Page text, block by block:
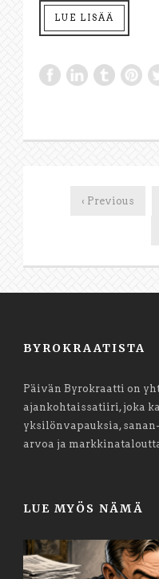
LUE LISÄÄ
‹ Previous
BYROKRAATISTA
Päivän Byrokraatti on
ajankohtaissatiiri, joka
yksilönvapauksia,
arvoa ja
LUE MYÖS NÄMÄ